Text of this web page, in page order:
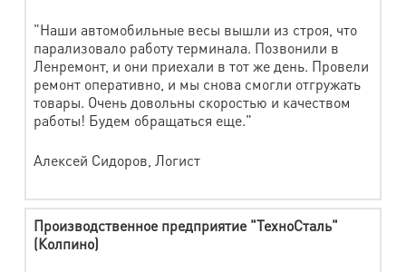
"Наши автомобильные весы вышли из строя, что
парализовало работу терминала. Позвонили в
Ленремонт, и они приехали в тот же день. Провели
ремонт оперативно, и мы снова смогли отгружать
товары. Очень довольны скоростью и качеством
работы! Будем обращаться еще."
Алексей Сидоров, Логист
Производственное предприятие "ТехноСталь"
(Колпино)